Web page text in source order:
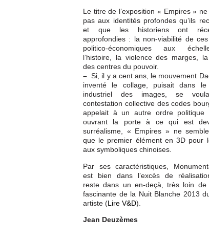
Le titre de l’exposition « Empires »
pas aux identités profondes qu’ils
et que les historiens ont
approfondies : la non-viabilité de
politico-économiques aux
l’histoire, la violence des marges,
des centres du pouvoir.
– Si, il y a cent ans, le mouvement
inventé le collage, puisait dans le
industriel des images, se
contestation collective des codes
appelait à un autre ordre politique
ouvrant la porte à ce qui est
surréalisme, « Empires » ne
que le premier élément en 3D pour
aux symboliques chinoises.
Par ses caractéristiques,
est bien dans l’excès de
reste dans un en-deçà, très loin de
fascinante de la Nuit Blanche 2013
artiste (Lire V&D).
Jean Deuzèmes